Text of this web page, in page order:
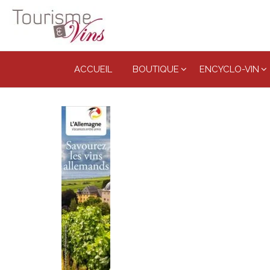
ACCUEIL BOUTIQUE ENCYCLO-VIN